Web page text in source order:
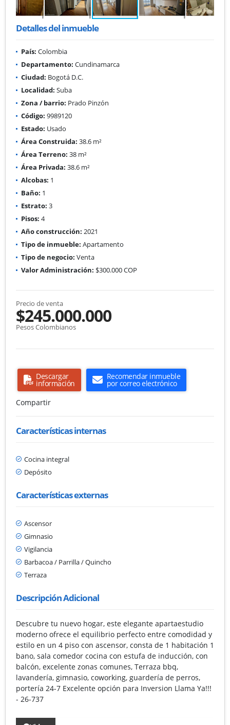
Detalles del inmueble
País: Colombia
Departamento: Cundinamarca
Ciudad: Bogotá D.C.
Localidad: Suba
Zona / barrio: Prado Pinzón
Código: 9989120
Estado: Usado
Área Construida: 38.6 m²
Área Terreno: 38 m²
Área Privada: 38.6 m²
Alcobas: 1
Baño: 1
Estrato: 3
Pisos: 4
Año construcción: 2021
Tipo de inmueble: Apartamento
Tipo de negocio: Venta
Valor Administración: $300.000 COP
Precio de venta
$245.000.000
Pesos Colombianos
Descargar
información
Recomendar inmueble
por correo electrónico
Compartir
Características internas
Cocina integral
Depósito
Características externas
Ascensor
Gimnasio
Vigilancia
Barbacoa / Parrilla / Quincho
Terraza
Descripción Adicional
Descubre tu nuevo hogar, este elegante apartaestudio
moderno ofrece el equilibrio perfecto entre comodidad y
estilo en un 4 piso con ascensor, consta de 1 habitación 1
bano, sala comedor cocina con estufa de inducción, con
balcón, excelente zonas comunes, Terraza bbq,
lavandería, gimnasio, coworking, guardería de perros,
portería 24-7 Excelente opción para Inversion Llama Ya!!!
- 26-737